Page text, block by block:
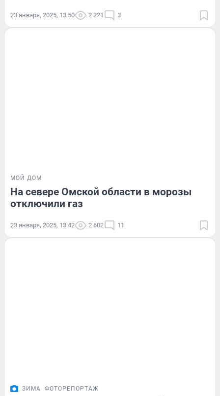
23 января, 2025, 13:50 2 221 3
МОЙ ДОМ
На севере Омской области в морозы
отключили газ
23 января, 2025, 13:42 2 602 11
ЗИМА ФОТОРЕПОРТАЖ